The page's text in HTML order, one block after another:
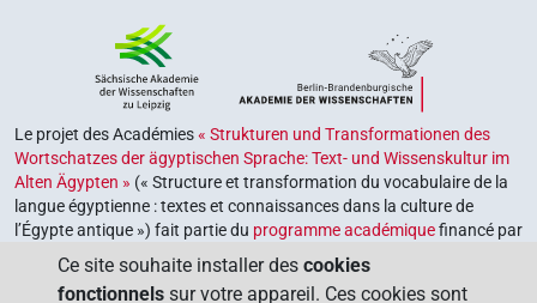
Le projet des Académies« Strukturen und Transformationen des
Wortschatzes der ägyptischen Sprache: Text- und Wissenskultur im
Alten Ägypten » (« Structure et transformation du vocabulaire de la
langue égyptienne : textes et connaissances dans la culture de
l’Égypte antique ») fait partie du programme académiquefinancé par
le gouvernement fédéral et les gouvernements des Länder de la
République fédérale d’Allemagne, dont le but est de préserver,
Ce site souhaite installer des cookies
fonctionnels sur votre appareil. Ces cookies sont